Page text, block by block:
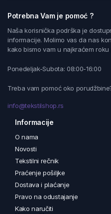
Potrebna Vam je pomoć ?
Naša korisnička podrška je
informacije. Molimo vas da nas
kako bismo vam u najkraćem
Ponedeljak-Subota: 08:00-16:00
Treba vam pomoć oko
info@tekstilshop.rs
Informacije
O nama
Novosti
Tekstilni rečnik
Praćenje pošiljke
Dostava i plaćanje
Pravo na odustajanje
Kako naručiti